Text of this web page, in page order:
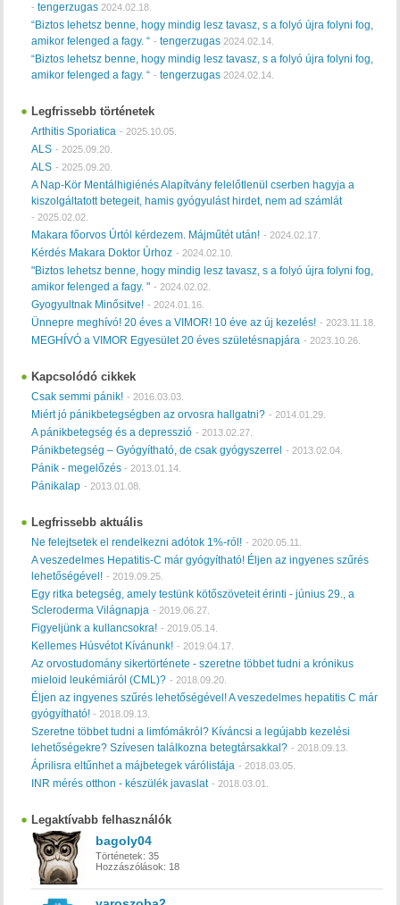
-tengerzugas 2024.02.18.
“Biztos lehetsz benne, hogy mindig lesz tavasz, s a folyó újra folyni fog,
amikor felenged a fagy. “ -tengerzugas 2024.02.14.
“Biztos lehetsz benne, hogy mindig lesz tavasz, s a folyó újra folyni fog,
amikor felenged a fagy. “ -tengerzugas 2024.02.14.
Legfrissebb történetek
Arthitis Sporiatica -2025.10.05.
ALS -2025.09.20.
ALS -2025.09.20.
A Nap-Kör Mentálhigiénés Alapítvány felelőtlenül cserben hagyja a
kiszolgáltatott betegeit, hamis gyógyulást hirdet, nem ad számlát
-2025.02.02.
Makara főorvos Úrtól kérdezem. Májműtét után! -2024.02.17.
Kérdés Makara Doktor Úrhoz -2024.02.10.
"Biztos lehetsz benne, hogy mindig lesz tavasz, s a folyó újra folyni fog,
amikor felenged a fagy. " -2024.02.02.
Gyogyultnak Minősitve! -2024.01.16.
Ünnepre meghívó! 20 éves a VIMOR! 10 éve az új kezelés! -2023.11.18.
MEGHÍVÓ a VIMOR Egyesület 20 éves születésnapjára -2023.10.26.
Kapcsolódó cikkek
Csak semmi pánik! -2016.03.03.
Miért jó pánikbetegségben az orvosra hallgatni? -2014.01.29.
A pánikbetegség és a depresszió -2013.02.27.
Pánikbetegség – Gyógyítható, de csak gyógyszerrel -2013.02.04.
Pánik - megelőzés-2013.01.14.
Pánikalap -2013.01.08.
Legfrissebb aktuális
Ne felejtsetek el rendelkezni adótok 1%-ról! -2020.05.11.
A veszedelmes Hepatitis-C már gyógyítható! Éljen az ingyenes szűrés
lehetőségével! -2019.09.25.
Egy ritka betegség, amely testünk kötőszöveteit érinti - június 29., a
Scleroderma Világnapja -2019.06.27.
Figyeljünk a kullancsokra! -2019.05.14.
Kellemes Húsvétot Kívánunk! -2019.04.17.
Az orvostudomány sikertörténete - szeretne többet tudni a krónikus
mieloid leukémiáról (CML)? -2018.09.20.
Éljen az ingyenes szűrés lehetőségével! A veszedelmes hepatitis C már
gyógyítható!-2018.09.13.
Szeretne többet tudni a limfómákról? Kíváncsi a legújabb kezelési
lehetőségekre? Szívesen találkozna betegtársakkal? -2018.09.13.
Áprilisra eltűnhet a májbetegek várólistája -2018.03.05.
INR mérés otthon - készülék javaslat -2018.03.01.
Legaktívabb felhasználók
bagoly04
Történetek: 35
Hozzászólások: 18